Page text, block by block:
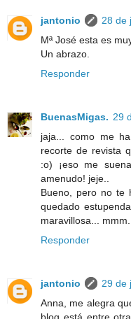
jantonio
28 de
Mª José esta es
Un abrazo.
Responder
BuenasMigas. 29
jaja... como me
recorte de revista
:o) ¡eso me
amenudo! jeje..
Bueno, pero no te
quedado
maravillosa...
Responder
jantonio
29 de
Anna, me alegra